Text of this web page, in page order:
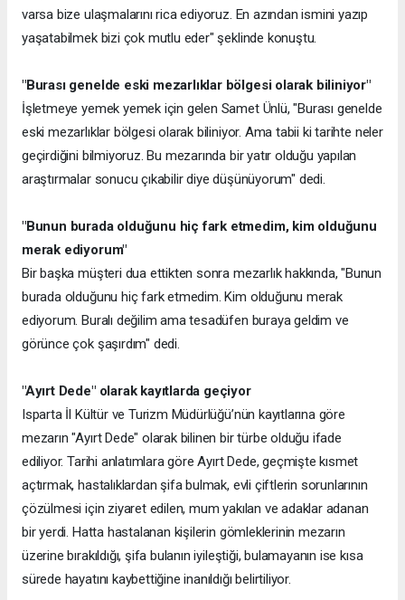
varsa bize ulaşmalarını rica ediyoruz. En azından ismini yazıp
yaşatabilmek bizi çok mutlu eder" şeklinde konuştu.
"Burası genelde eski mezarlıklar bölgesi olarak biliniyor"
İşletmeye yemek yemek için gelen Samet Ünlü, "Burası genelde
eski mezarlıklar bölgesi olarak biliniyor. Ama tabii ki tarihte neler
geçirdiğini bilmiyoruz. Bu mezarında bir yatır olduğu yapılan
araştırmalar sonucu çıkabilir diye düşünüyorum" dedi.
"Bunun burada olduğunu hiç fark etmedim, kim olduğunu
merak ediyorum"
Bir başka müşteri dua ettikten sonra mezarlık hakkında, "Bunun
burada olduğunu hiç fark etmedim. Kim olduğunu merak
ediyorum. Buralı değilim ama tesadüfen buraya geldim ve
görünce çok şaşırdım" dedi.
"Ayırt Dede" olarak kayıtlarda geçiyor
Isparta İl Kültür ve Turizm Müdürlüğü’nün kayıtlarına göre
mezarın "Ayırt Dede" olarak bilinen bir türbe olduğu ifade
ediliyor. Tarihi anlatımlara göre Ayırt Dede, geçmişte kısmet
açtırmak, hastalıklardan şifa bulmak, evli çiftlerin sorunlarının
çözülmesi için ziyaret edilen, mum yakılan ve adaklar adanan
bir yerdi. Hatta hastalanan kişilerin gömleklerinin mezarın
üzerine bırakıldığı, şifa bulanın iyileştiği, bulamayanın ise kısa
sürede hayatını kaybettiğine inanıldığı belirtiliyor.